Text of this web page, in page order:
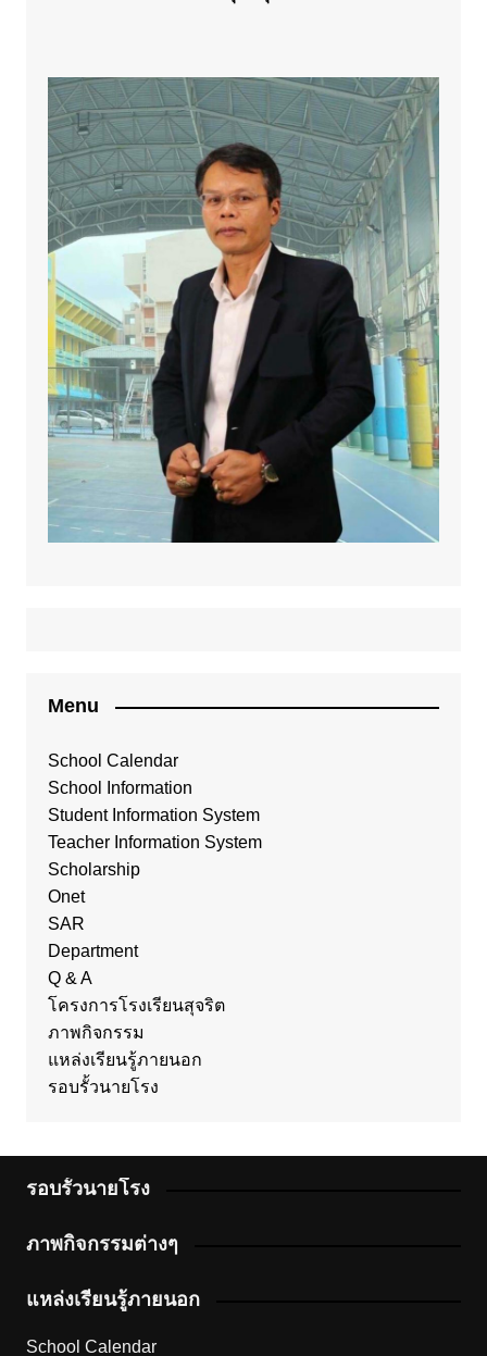
Menu
School Calendar
School Information
Student Information System
Teacher Information System
Scholarship
Onet
SAR
Department
Q & A
โครงการโรงเรียนสุจริต
ภาพกิจกรรม
แหล่งเรียนรู้ภายนอก
รอบรั้วนายโรง
รอบรั้วนายโรง
ภาพกิจกรรมต่างๆ
แหล่งเรียนรู้ภายนอก
School Calendar